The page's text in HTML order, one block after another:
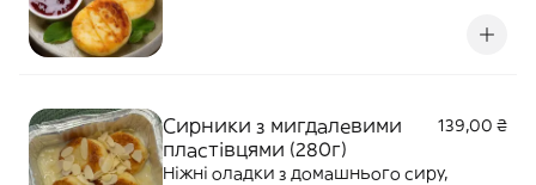
Сирники з мигдалевими
пластівцями (280г)
139,00 ₴
Ніжні оладки з домашнього сиру,